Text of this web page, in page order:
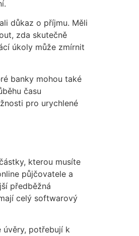
důkaz o příjmu. Měli
zda skutečně
úkoly může zmírnit
banky mohou také
času
pro urychlené
kterou musíte
půjčovatele a
předběžná
celý softwarový
úvěry, potřebují k